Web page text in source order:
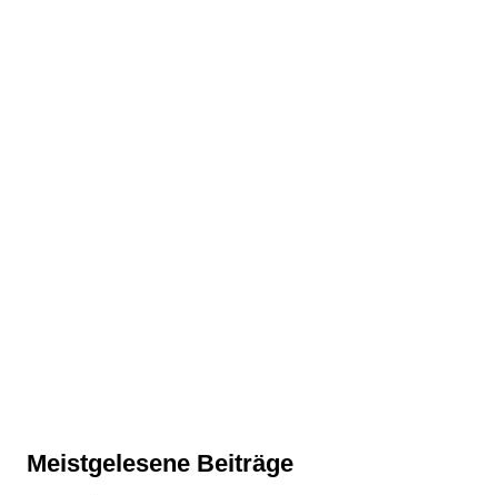
Meistgelesene Beiträge